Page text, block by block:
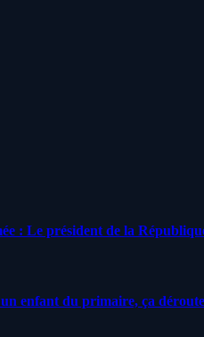
: Le président de la
enfant du primaire, ça